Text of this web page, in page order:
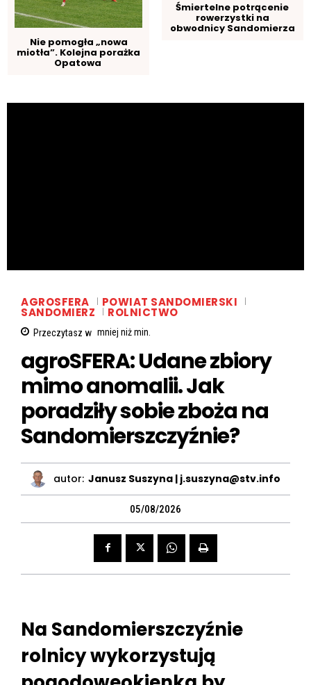
Nie pomogła „nowa
miotła”. Kolejna porażka
Opatowa
Śmiertelne potrącenie
rowerzystki na
obwodnicy Sandomierza